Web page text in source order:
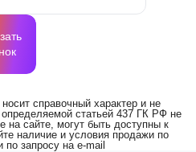
справочный характер и не
статьей 437 ГК РФ не
на сайте, могут быть доступны к
наличие и условия продажи по
запросу на e-mail